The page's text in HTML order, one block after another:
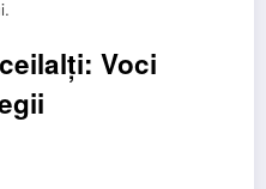
Voci